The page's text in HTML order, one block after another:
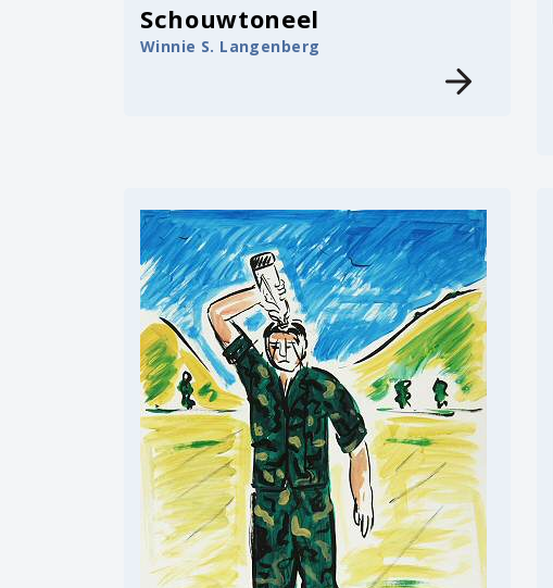
Schouwtoneel
Winnie S. Langenberg